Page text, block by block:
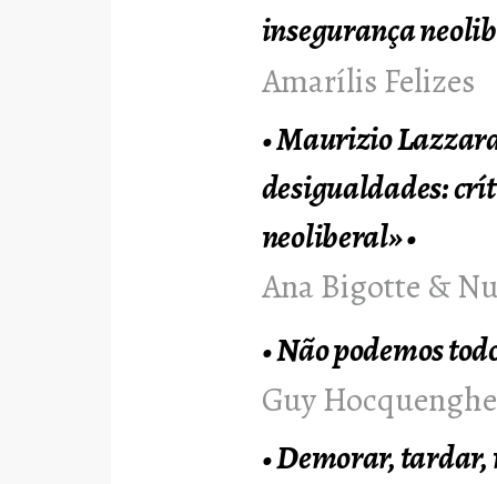
insegurança
Amarílis Felizes
•Maurizio
desigualdades:
neoliberal»•
Ana Bigotte &
•Não podemos
Guy
•Demorar,